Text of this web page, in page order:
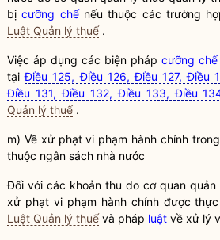
bịcưỡng chếnếu thuộc các trường
Luật Quản lý thuế.
Việc áp dụng các biện pháp cưỡng chế
tạiĐiều 125, Điều 126, Điều 127, Điều
Điều 131, Điều 132, Điều 133, Điều
Quản lý thuế.
m) Về xử phạt vi phạm hành chính
thuộc ngân sách nhà nước
Đối với các khoản thu do cơ quan quản
xử phạt vi phạm hành chính được
Luật Quản lý thuếvà pháp luật về xử lý